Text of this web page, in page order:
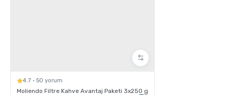
4.7 · 50 yorum
Moliendo Filtre Kahve Avantaj Paketi 3x250 g